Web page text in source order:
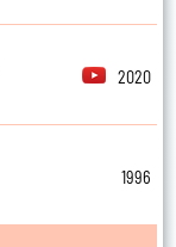
2020
1996